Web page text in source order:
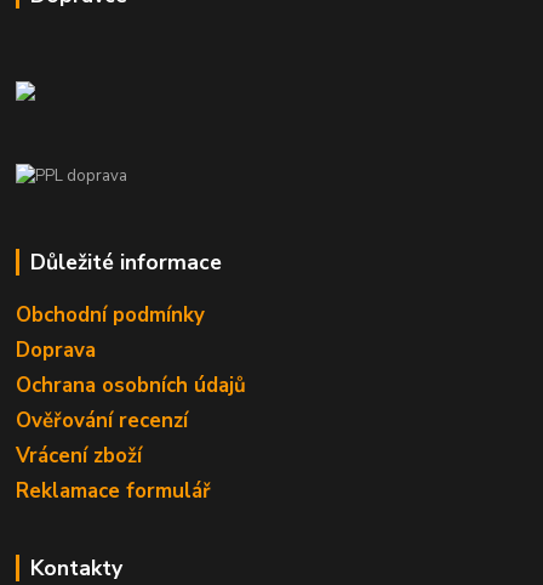
Důležité informace
Obchodní podmínky
Doprava
Ochrana osobních údajů
Ověřování recenzí
Vrácení zboží
Reklamace formulář
Kontakty